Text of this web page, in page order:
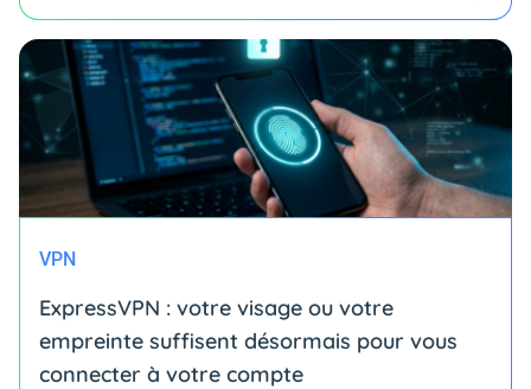
VPN
ExpressVPN : votre visage ou votre
empreinte suffisent désormais pour vous
connecter à votre compte